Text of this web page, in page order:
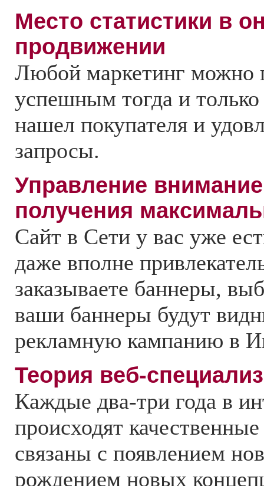
Место статистики в
продвижении
Любой маркетинг можно
успешным тогда и только
нашел покупателя и
запросы.
Управление
получения
Сайт в Сети у вас уже
даже вполне
заказываете баннеры,
ваши баннеры будут
рекламную кампанию в
Теория веб-
Каждые два-три года в
происходят
связаны с появлением
рождением новых